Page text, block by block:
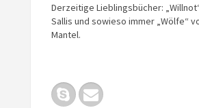
Derzeitige Lieblingsbücher:
Sallis und sowieso immer „Wölfe“
Mantel.